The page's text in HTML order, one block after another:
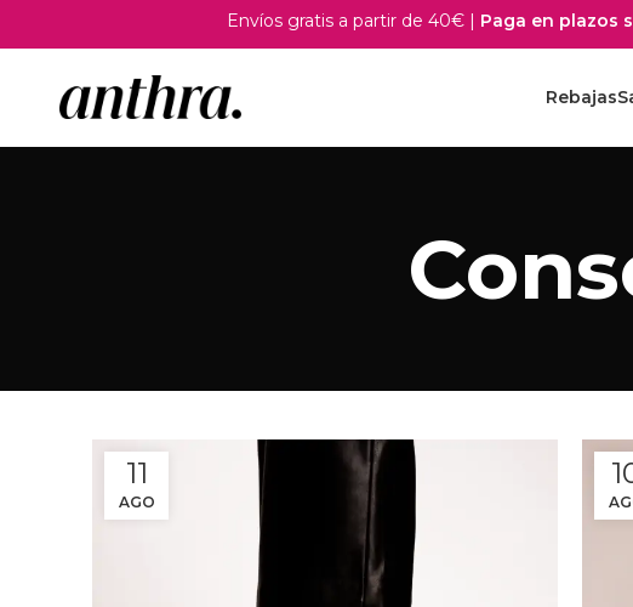
Rebajas
11
AGO
Envíos gratis a partir de 40€ |Paga en plazos